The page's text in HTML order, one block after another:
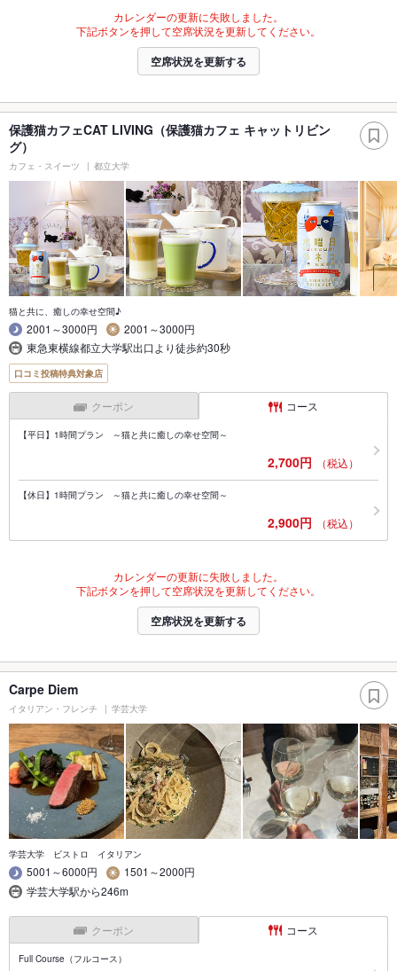
カレンダーの更新に失敗しました。
下記ボタンを押して空席状況を更新してください。
空席状況を更新する
保護猫カフェCAT LIVING（保護猫カフェ キャットリビン
グ）
カフェ・スイーツ 都立大学
猫と共に、癒しの幸せ空間♪
2001～3000円
2001～3000円
東急東横線都立大学駅出口より徒歩約30秒
口コミ投稿特典対象店
クーポン コース
【平日】1時間プラン ～猫と共に癒しの幸せ空間～
2,700円 （税込）
【休日】1時間プラン ～猫と共に癒しの幸せ空間～
2,900円 （税込）
カレンダーの更新に失敗しました。
下記ボタンを押して空席状況を更新してください。
空席状況を更新する
Carpe Diem
イタリアン・フレンチ 学芸大学
学芸大学 ビストロ イタリアン
5001～6000円
1501～2000円
学芸大学駅から246m
クーポン コース
Full Course（フルコース）